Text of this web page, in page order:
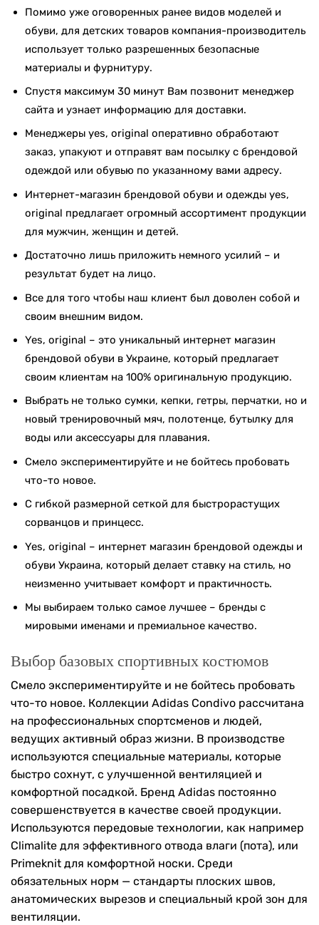
Помимо уже оговоренных ранее видов моделей и
обуви, для детских товаров компания-производитель
использует только разрешенных безопасные
материалы и фурнитуру.
Спустя максимум 30 минут Вам позвонит менеджер
сайта и узнает информацию для доставки.
Менеджеры yes, original оперативно обработают
заказ, упакуют и отправят вам посылку с брендовой
одеждой или обувью по указанному вами адресу.
Интернет-магазин брендовой обуви и одежды yes,
original предлагает огромный ассортимент продукции
для мужчин, женщин и детей.
Достаточно лишь приложить немного усилий – и
результат будет на лицо.
Все для того чтобы наш клиент был доволен собой и
своим внешним видом.
Yes, original – это уникальный интернет магазин
брендовой обуви в Украине, который предлагает
своим клиентам на 100% оригинальную продукцию.
Выбрать не только сумки, кепки, гетры, перчатки, но и
новый тренировочный мяч, полотенце, бутылку для
воды или аксессуары для плавания.
Смело экспериментируйте и не бойтесь пробовать
что-то новое.
С гибкой размерной сеткой для быстрорастущих
сорванцов и принцесс.
Yes, original – интернет магазин брендовой одежды и
обуви Украина, который делает ставку на стиль, но
неизменно учитывает комфорт и практичность.
Мы выбираем только самое лучшее – бренды с
мировыми именами и премиальное качество.
Выбор базовых спортивных костюмов
Смело экспериментируйте и не бойтесь пробовать
что-то новое. Коллекции Adidas Condivo рассчитана
на профессиональных спортсменов и людей,
ведущих активный образ жизни. В производстве
используются специальные материалы, которые
быстро сохнут, с улучшенной вентиляцией и
комфортной посадкой. Бренд Adidas постоянно
совершенствуется в качестве своей продукции.
Используются передовые технологии, как например
Climalite для эффективного отвода влаги (пота), или
Primeknit для комфортной носки. Среди
обязательных норм — стандарты плоских швов,
анатомических вырезов и специальный крой зон для
вентиляции.